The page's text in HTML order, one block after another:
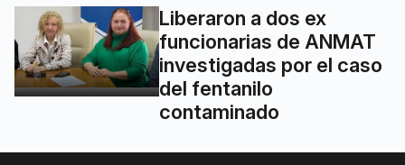
Liberaron a dos ex
funcionarias de ANMAT
investigadas por el caso
del fentanilo
contaminado